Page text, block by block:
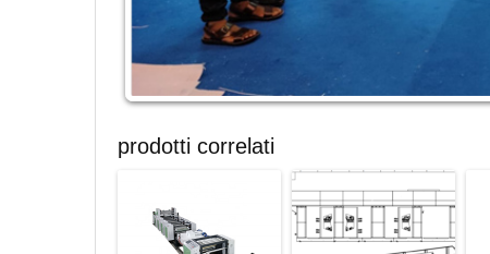
prodotti correlati